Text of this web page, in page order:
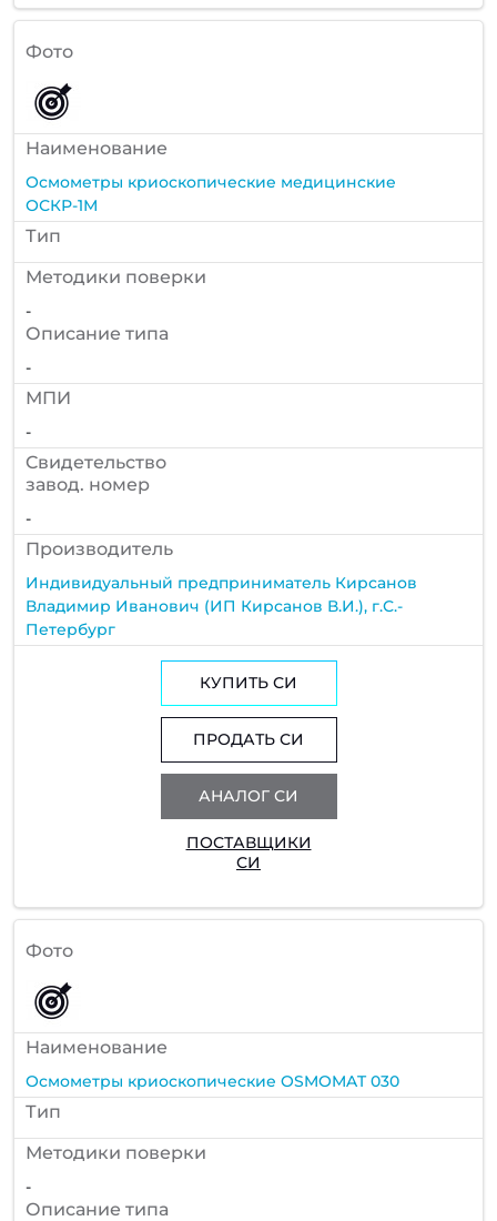
Фото
Наименование
Осмометры криоскопические медицинские
ОСКР-1М
Тип
Методики поверки
-
Описание типа
-
МПИ
-
Cвидетельство
завод. номер
-
Производитель
Индивидуальный предприниматель Кирсанов
Владимир Иванович (ИП Кирсанов В.И.), г.С.-
Петербург
КУПИТЬ СИ
ПРОДАТЬ СИ
АНАЛОГ СИ
ПОСТАВЩИКИ
СИ
Фото
Наименование
Осмометры криоскопические OSMOMAT 030
Тип
Методики поверки
-
Описание типа